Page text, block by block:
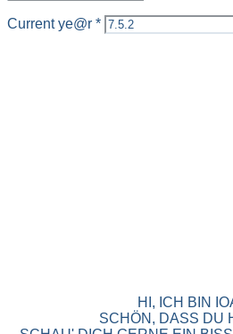
Current ye@r *
HI, ICH BIN
SCHÖN, DASS DU